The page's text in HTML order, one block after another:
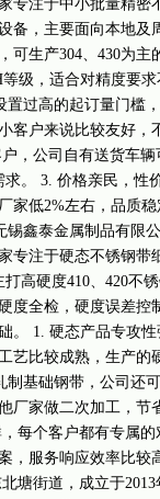
专注于中小批量精
备，主要面向本地
可生产304、430为
级，适合对精度要
过高的起订量门槛
客户来说比较友好，
，公司自有送货车
。 3. 价格亲民，性
家低2%左右，品质
鑫泰金属制品有限
专注于硬态不锈钢带
高硬度410、420不
度全检，硬度误差控
。 1. 硬态产品专攻
艺比较成熟，生产
基础钢带，公司还
厂家做二次加工，节
每个客户都有专属
，服务响应效率比
塘街道，成立于